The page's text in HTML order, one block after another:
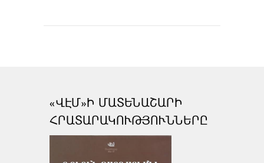
«ՎԷՄ»Ի ՄԱՏԵՆԱՇԱՐԻ
ՀՐԱՏԱՐԱԿՈՒԹՅՈՒՆՆԵՐԸ